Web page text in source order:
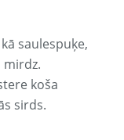
saulespuķe,
mirdz.
koša
sirds.